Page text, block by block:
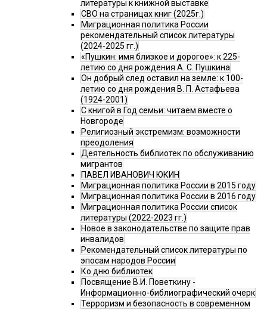
литературы к книжной выставке
СВО на страницах книг (2025г.)
Миграционная политика России
рекомендательный список литературы
(2024-2025 гг.)
«Пушкин: имя близкое и дорогое»: к 225-
летию со дня рождения А. С. Пушкина
Он добрый след оставил на земле: к 100-
летию со дня рождения В. П. Астафьева
(1924-2001)
С книгой в Год семьи: читаем вместе о
Новгороде
Религиозный экстремизм: возможности
преодоления
Деятельность библиотек по обслуживанию
мигрантов
ПАВЕЛ ИВАНОВИЧ ЮКИН
Миграционная политика России в 2015 году
Миграционная политика России в 2016 году
Миграционная политика России список
литературы (2022-2023 гг.)
Новое в законодательстве по защите прав
инвалидов
Рекомендательный список литературы по
эпосам народов России
Ко дню библиотек
Посвящение В.И. Поветкину -
Информационно-библиографический очерк
Терроризм и безопасность в современном